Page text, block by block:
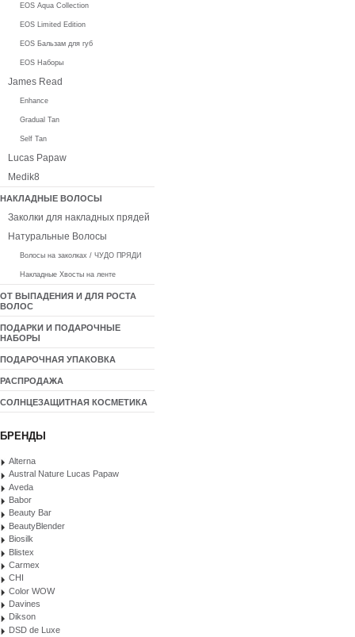
EOS Aqua Collection
EOS Limited Edition
EOS Бальзам для губ
EOS Наборы
James Read
Enhance
Gradual Tan
Self Tan
Lucas Papaw
Medik8
НАКЛАДНЫЕ ВОЛОСЫ
Заколки для накладных прядей
Натуральные Волосы
Волосы на заколках / ЧУДО ПРЯДИ
Накладные Хвосты на ленте
ОТ ВЫПАДЕНИЯ И ДЛЯ РОСТА
ВОЛОС
ПОДАРКИ И ПОДАРОЧНЫЕ
НАБОРЫ
ПОДАРОЧНАЯ УПАКОВКА
РАСПРОДАЖА
СОЛНЦЕЗАЩИТНАЯ КОСМЕТИКА
БРЕНДЫ
Alterna
Austral Nature Lucas Papaw
Aveda
Babor
Beauty Bar
BeautyBlender
Biosilk
Blistex
Carmex
CHI
Color WOW
Davines
Dikson
DSD de Luxe